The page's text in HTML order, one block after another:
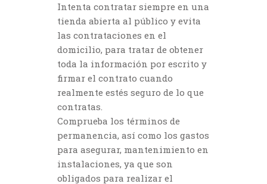
Intenta contratar siempre en una
tienda abierta al público y evita
las contrataciones en el
domicilio, para tratar de obtener
toda la información por escrito y
firmar el contrato cuando
realmente estés seguro de lo que
contratas.
Comprueba los términos de
permanencia, así como los gastos
para asegurar, mantenimiento en
instalaciones, ya que son
obligados para realizar el